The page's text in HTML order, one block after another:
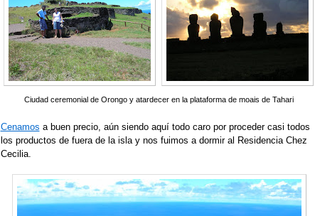
Ciudad ceremonial de Orongo y atardecer en la plataforma de moais de Tahari
Cenamos a buen precio, aún siendo aquí todo caro por proceder casi todos
los productos de fuera de la isla y nos fuimos a dormir al Residencia Chez
Cecilia.